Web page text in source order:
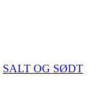
SALT OG SØDT